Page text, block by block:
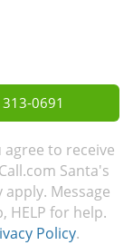
0691
to receive
Santa's
Message
HELP for help.
Policy.